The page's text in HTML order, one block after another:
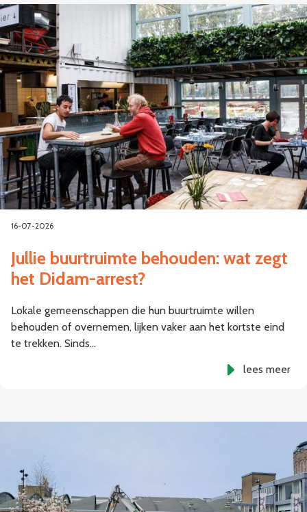
16-07-2026
Jullie buurtruimte behouden: wat zegt
het Didam-arrest?
Lokale gemeenschappen die hun buurtruimte willen
behouden of overnemen, lijken vaker aan het kortste eind
te trekken. Sinds…
lees meer